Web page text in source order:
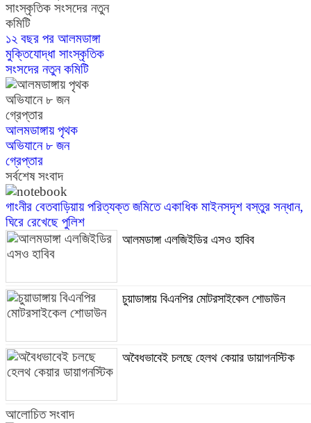
১২ বছর পর আলমডাঙ্গা
মুক্তিযোদ্ধা সাংস্কৃতিক
সংসদের নতুন কমিটি
আলমডাঙ্গায় পৃথক
অভিযানে ৮ জন
গ্রেপ্তার
সর্বশেষ সংবাদ
গাংনীর বেতবাড়িয়ায় পরিত্যক্ত জমিতে একাধিক মাইনসদৃশ বস্তুর সন্ধান,
ঘিরে রেখেছে পুলিশ
আলমডাঙ্গা এলজিইডির এসও হাবিব
চুয়াডাঙ্গায় বিএনপির মোটরসাইকেল শোডাউন
অবৈধভাবেই চলছে হেলথ কেয়ার ডায়াগনস্টিক
আলোচিত সংবাদ